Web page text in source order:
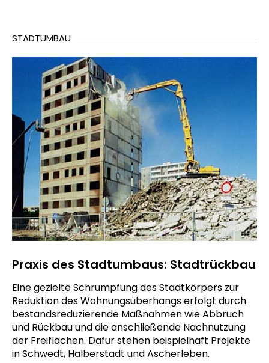
STADTUMBAU
Praxis des Stadtumbaus: Stadtrückbau
Eine gezielte Schrumpfung des Stadtkörpers zur
Reduktion des Wohnungsüberhangs erfolgt durch
bestandsreduzierende Maßnahmen wie Abbruch
und Rückbau und die anschließende Nachnutzung
der Freiflächen. Dafür stehen beispielhaft Projekte
in Schwedt, Halberstadt und Ascherleben.